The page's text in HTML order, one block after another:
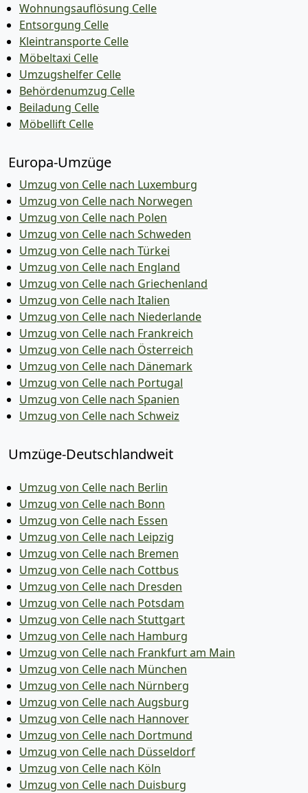
Wohnungsauflösung Celle
Entsorgung Celle
Kleintransporte Celle
Möbeltaxi Celle
Umzugshelfer Celle
Behördenumzug Celle
Beiladung Celle
Möbellift Celle
Europa-Umzüge
Umzug von Celle nach Luxemburg
Umzug von Celle nach Norwegen
Umzug von Celle nach Polen
Umzug von Celle nach Schweden
Umzug von Celle nach Türkei
Umzug von Celle nach England
Umzug von Celle nach Griechenland
Umzug von Celle nach Italien
Umzug von Celle nach Niederlande
Umzug von Celle nach Frankreich
Umzug von Celle nach Österreich
Umzug von Celle nach Dänemark
Umzug von Celle nach Portugal
Umzug von Celle nach Spanien
Umzug von Celle nach Schweiz
Umzüge-Deutschlandweit
Umzug von Celle nach Berlin
Umzug von Celle nach Bonn
Umzug von Celle nach Essen
Umzug von Celle nach Leipzig
Umzug von Celle nach Bremen
Umzug von Celle nach Cottbus
Umzug von Celle nach Dresden
Umzug von Celle nach Potsdam
Umzug von Celle nach Stuttgart
Umzug von Celle nach Hamburg
Umzug von Celle nach Frankfurt am Main
Umzug von Celle nach München
Umzug von Celle nach Nürnberg
Umzug von Celle nach Augsburg
Umzug von Celle nach Hannover
Umzug von Celle nach Dortmund
Umzug von Celle nach Düsseldorf
Umzug von Celle nach Köln
Umzug von Celle nach Duisburg